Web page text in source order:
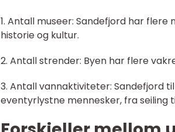
1. Antall museer: Sandefjord har
historie og kultur.
2. Antall strender: Byen har flere
3. Antall vannaktiviteter: Sandefjord
eventyrlystne mennesker, fra seiling